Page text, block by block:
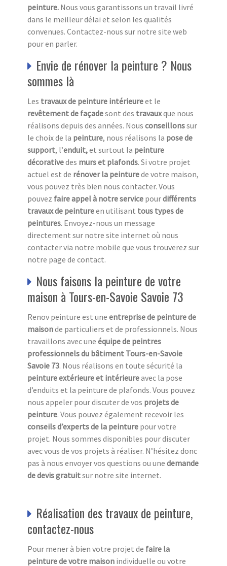
peinture. Nous vous garantissons un travail livré
dans le meilleur délai et selon les qualités
convenues. Contactez-nous sur notre site web
pour en parler.
Envie de rénover la peinture ? Nous
sommes là
Les travaux de peinture intérieureet le
revêtement de façadesont des travauxque nous
réalisons depuis des années. Nous conseillonssur
le choix de la peinture, nous réalisons la pose de
support, l’enduit,et surtout la peinture
décorativedes murs et plafonds. Si votre projet
actuel est de rénover la peinturede votre maison,
vous pouvez très bien nous contacter. Vous
pouvez faire appel à notre service pourdifférents
travaux de peintureen utilisant tous types de
peintures. Envoyez-nous un message
directement sur notre site internet où nous
contacter via notre mobile que vous trouverez sur
notre page de contact.
Nous faisons la peinture de votre
maison à Tours-en-Savoie Savoie 73
Renov peinture est une entreprise de peinture de
maisonde particuliers et de professionnels. Nous
travaillons avec une équipe de peintres
professionnels du bâtiment Tours-en-Savoie
Savoie 73. Nous réalisons en toute sécurité la
peinture extérieure et intérieureavec la pose
d’enduits et la peinture de plafonds. Vous pouvez
nous appeler pour discuter de vos projets de
peinture. Vous pouvez également recevoir les
conseils d’experts de la peinture pour votre
projet. Nous sommes disponibles pour discuter
avec vous de vos projets à réaliser. N’hésitez donc
pas à nous envoyer vos questions ou une demande
de devis gratuitsur notre site internet.
Réalisation des travaux de peinture,
contactez-nous
Pour mener à bien votre projet de faire la
peinture de votre maison individuelle ou votre